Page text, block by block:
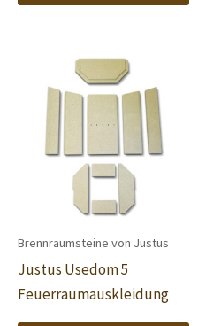
Brennraumsteine von Justus
Justus Usedom 5
Feuerraumauskleidung